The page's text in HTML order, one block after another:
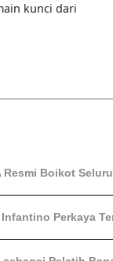
kunci dari
Resmi Boikot
Perkaya